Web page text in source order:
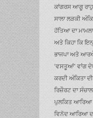
ਕਾਂਗਰਸ ਆਗੂ
ਸਾਲਾ ਲੜਕੀ
ਹੱਤਿਆ ਦਾ
ਅਤੇ ਕਿਹਾ ਕਿ
ਭਾਜਪਾ ਅਤੇ
‘ਵਸਤੂਆਂ’ ਵਾਂਗ
ਕਰਦੀ ਅੰਕਿਤਾ
ਰਿਜ਼ੌਰਟ ਦਾ
ਪੁਲਕਿਤ ਆਰਿਆ
ਵਿਨੋਦ ਆਰਿਆ